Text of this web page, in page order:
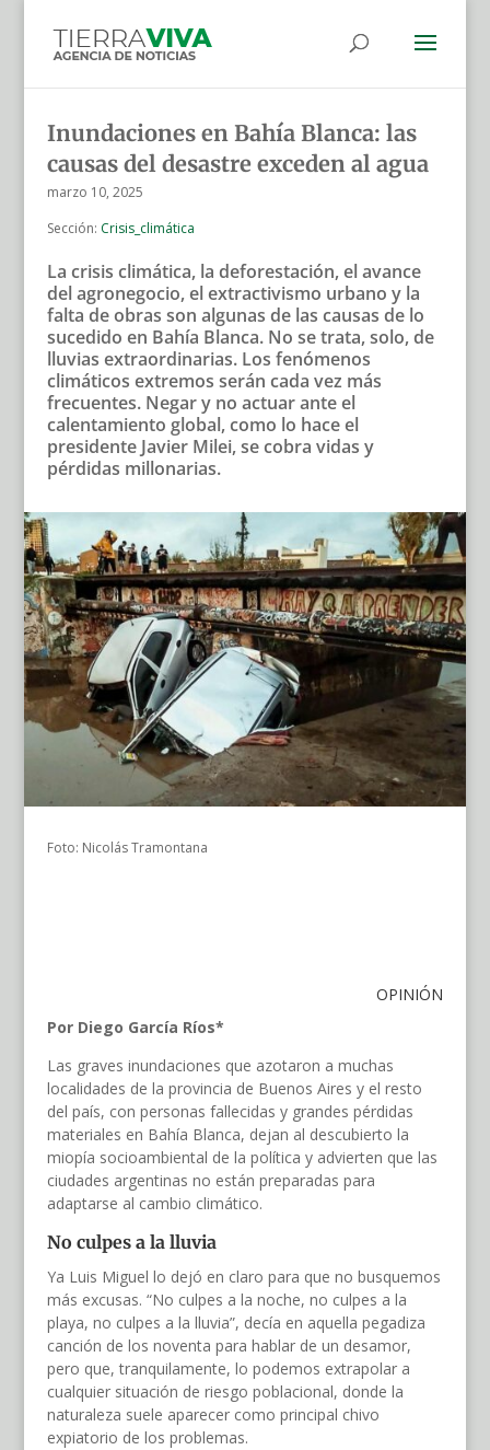
Inundaciones en Bahía Blanca: las
causas del desastre exceden al agua
marzo 10, 2025
Sección: Crisis_climática
La crisis climática, la deforestación, el avance
del agronegocio, el extractivismo urbano y la
falta de obras son algunas de las causas de lo
sucedido en Bahía Blanca. No se trata, solo, de
lluvias extraordinarias. Los fenómenos
climáticos extremos serán cada vez más
frecuentes. Negar y no actuar ante el
calentamiento global, como lo hace el
presidente Javier Milei, se cobra vidas y
pérdidas millonarias.
Foto: Nicolás Tramontana
OPINIÓN
Por Diego García Ríos*
Las graves inundaciones que azotaron a muchas
localidades de la provincia de Buenos Aires y el resto
del país, con personas fallecidas y grandes pérdidas
materiales en Bahía Blanca, dejan al descubierto la
miopía socioambiental de la política y advierten que las
ciudades argentinas no están preparadas para
adaptarse al cambio climático.
No culpes a la lluvia
Ya Luis Miguel lo dejó en claro para que no busquemos
más excusas. “No culpes a la noche, no culpes a la
playa, no culpes a la lluvia”, decía en aquella pegadiza
canción de los noventa para hablar de un desamor,
pero que, tranquilamente, lo podemos extrapolar a
cualquier situación de riesgo poblacional, donde la
naturaleza suele aparecer como principal chivo
expiatorio de los problemas.